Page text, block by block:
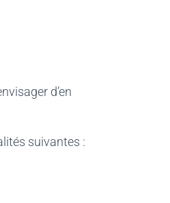
d’en
suivantes :